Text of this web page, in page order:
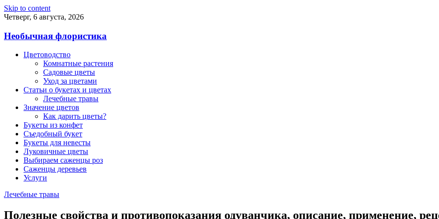
Skip to content
Четверг, 6 августа, 2026
Необычная флористика
Цветоводство
Комнатные растения
Садовые цветы
Уход за цветами
Статьи о букетах и цветах
Лечебные травы
Значение цветов
Как дарить цветы?
Букеты из конфет
Съедобный букет
Букеты для невесты
Луковичные цветы
Выбираем саженцы роз
Саженцы деревьев
Услуги
Лечебные травы
Полезные свойства и противопоказания одуванчика, описание, применение,